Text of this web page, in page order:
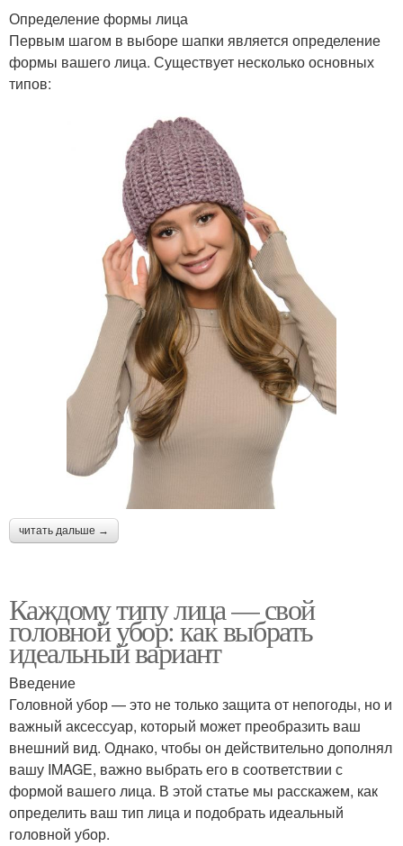
Определение формы лица
Первым шагом в выборе шапки является определение
формы вашего лица. Существует несколько основных
типов:
читать дальше →
Каждому типу лица — свой
головной убор: как выбрать
идеальный вариант
Введение
Головной убор — это не только защита от непогоды, но и
важный аксессуар, который может преобразить ваш
внешний вид. Однако, чтобы он действительно дополнял
вашу IMAGE, важно выбрать его в соответствии с
формой вашего лица. В этой статье мы расскажем, как
определить ваш тип лица и подобрать идеальный
головной убор.